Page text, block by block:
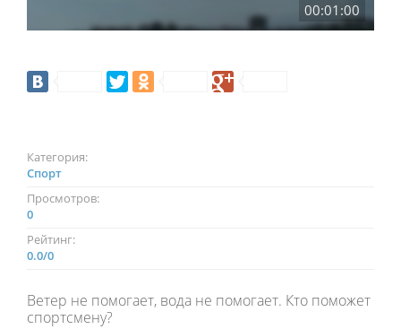
00:01:00
Категория:
Спорт
Просмотров:
0
Рейтинг:
0.0/0
Ветер не помогает, вода не помогает. Кто поможет
спортсмену?